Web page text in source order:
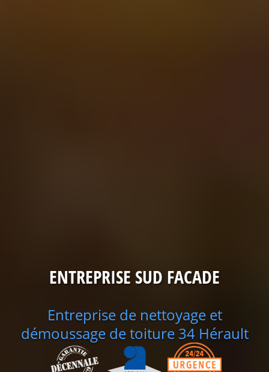
ENTREPRISE SUD FACADE
Entreprise de nettoyage et
démoussage de toiture 34 Hérault